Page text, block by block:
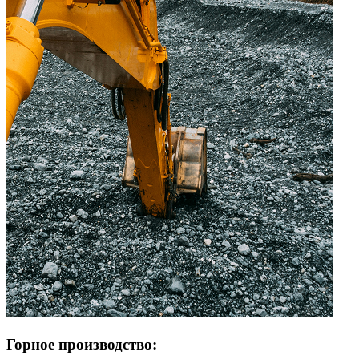
Горное производство: